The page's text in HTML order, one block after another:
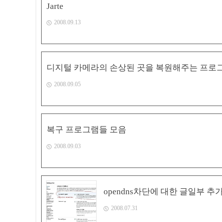
Jarte
2008.09.13
디지털 카메라의 손상된 곳을 복원해주는 프로
2008.09.05
복구 프로그램들 모음
2008.09.03
opendns차단에 대한 글일부 추
2008.07.31